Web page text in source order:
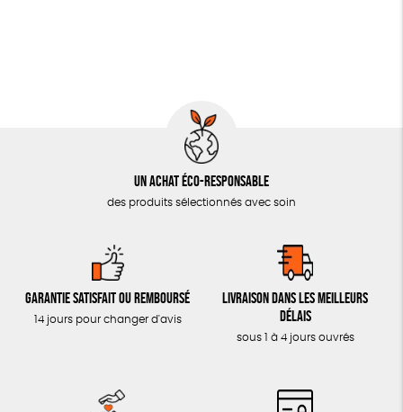
Un achat éco-responsable
des produits sélectionnés avec soin
Garantie satisfait ou remboursé
14 jours pour changer d'avis
Livraison dans les meilleurs
délais
sous 1 à 4 jours ouvrés